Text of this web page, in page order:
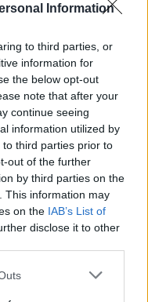
Information
to third parties, or
information for
the below opt-out
note that after your
continue seeing
information utilized by
third parties prior to
out of the further
by third parties on the
This information may
on the IAB’s List of
disclose it to other
των εντάσεων
των
αντάλλαγμα για
το Ιράν
με
ΗΑΕ, ενώ
των
σε θέματα
του Ιράν κατά